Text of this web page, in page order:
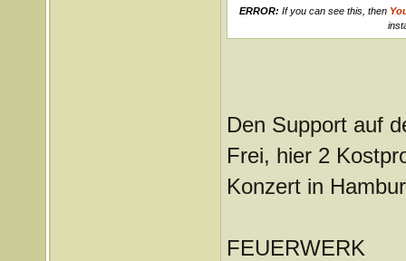
ERROR: If you can see this, then
Den Support auf
Frei, hier 2
Konzert in
FEUERWERK